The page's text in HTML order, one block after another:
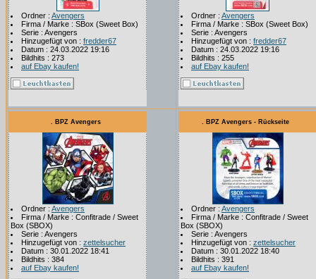
Ordner : Avengers
Firma / Marke : SBox (Sweet Box)
Serie : Avengers
Hinzugefügt von : fredder67
Datum : 24.03.2022 19:16
Bildhits : 273
auf Ebay kaufen!
Ordner : Avengers
Firma / Marke : SBox (Sweet Box)
Serie : Avengers
Hinzugefügt von : fredder67
Datum : 24.03.2022 19:16
Bildhits : 255
auf Ebay kaufen!
. BPZ Avengers
Ordner : Avengers
Firma / Marke : Confitrade / Sweet
Box (SBOX)
Serie : Avengers
Hinzugefügt von : zettelsucher
Datum : 30.01.2022 18:41
Bildhits : 384
auf Ebay kaufen!
. BPZ Avengers - Rückseite
Ordner : Avengers
Firma / Marke : Confitrade / Sweet
Box (SBOX)
Serie : Avengers
Hinzugefügt von : zettelsucher
Datum : 30.01.2022 18:40
Bildhits : 391
auf Ebay kaufen!